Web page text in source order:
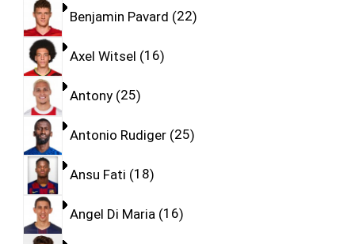
Benjamin Pavard 22
Axel Witsel 16
Antony 25
Antonio Rudiger 25
Ansu Fati 18
Angel Di Maria 16